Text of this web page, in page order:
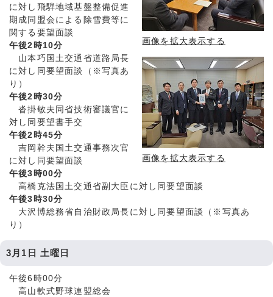
画像を拡大表示する
画像を拡大表示する
に対し飛騨地域基盤整備促進
期成同盟会による除雪費等に
関する要望面談
午後2時10分
山本巧国土交通省道路局長
に対し同要望面談（※写真あ
り）
午後2時30分
沓掛敏夫同省技術審議官に
対し同要望書手交
午後2時45分
吉岡幹夫国土交通事務次官
に対し同要望面談
午後3時00分
高橋克法国土交通省副大臣に対し同要望面談
午後3時30分
大沢博総務省自治財政局長に対し同要望面談（※写真あ
り）
3月1日 土曜日
午後6時00分
高山軟式野球連盟総会